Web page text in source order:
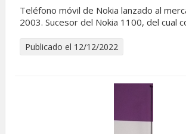
Teléfono móvil de Nokia lanzado al
2003. Sucesor del Nokia 1100, del cual
Publicado el 12/12/2022